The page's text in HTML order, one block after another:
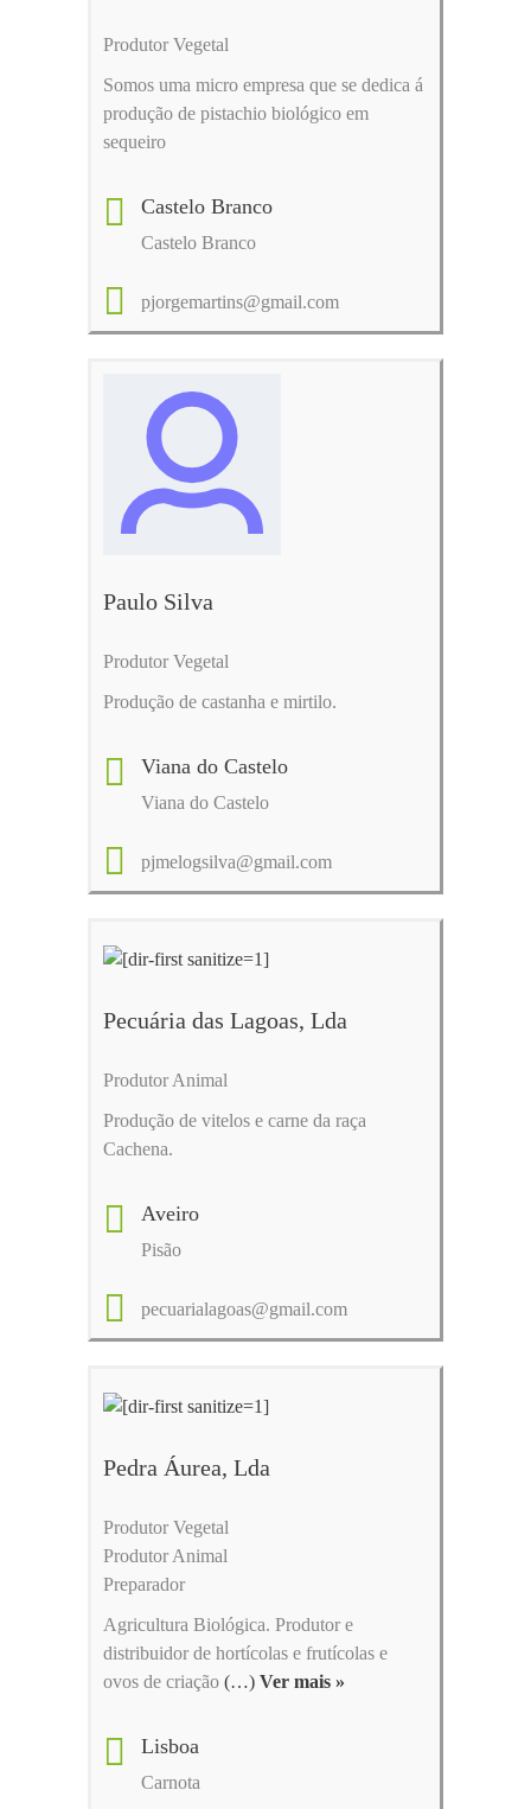
Produtor Vegetal
Somos uma micro empresa que se dedica á
produção de pistachio biológico em
sequeiro
Castelo Branco
Castelo Branco
pjorgemartins@gmail.com
Paulo Silva
Produtor Vegetal
Produção de castanha e mirtilo.
Viana do Castelo
Viana do Castelo
pjmelogsilva@gmail.com
Pecuária das Lagoas, Lda
Produtor Animal
Produção de vitelos e carne da raça
Cachena.
Aveiro
Pisão
pecuarialagoas@gmail.com
Pedra Áurea, Lda
Produtor Vegetal
Produtor Animal
Preparador
Agricultura Biológica. Produtor e
distribuidor de hortícolas e frutícolas e
ovos de criação (…) Ver mais »
Lisboa
Carnota